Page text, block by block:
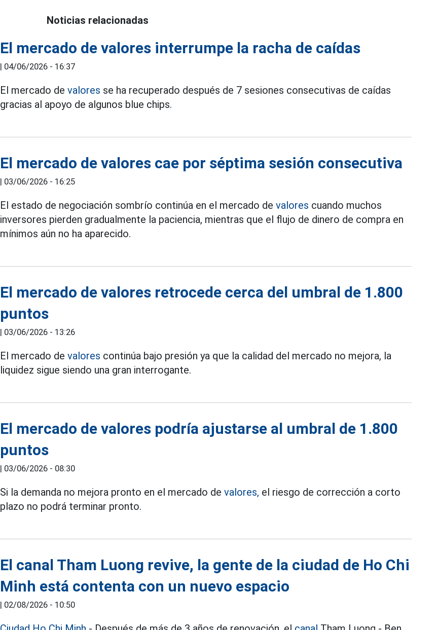
Noticias relacionadas
El mercado de valores interrumpe la racha de caídas
| 04/06/2026 - 16:37
El mercado devalores se ha recuperado después de 7 sesiones consecutivas de caídas
gracias al apoyo de algunos blue chips.
El mercado de valores cae por séptima sesión consecutiva
| 03/06/2026 - 16:25
El estado de negociación sombrío continúa en el mercado devalores cuando muchos
inversores pierden gradualmente la paciencia, mientras que el flujo de dinero de compra en
mínimos aún no ha aparecido.
El mercado de valores retrocede cerca del umbral de 1.800
puntos
| 03/06/2026 - 13:26
El mercado devalores continúa bajo presión ya que la calidad del mercado no mejora, la
liquidez sigue siendo una gran interrogante.
El mercado de valores podría ajustarse al umbral de 1.800
puntos
| 03/06/2026 - 08:30
Si la demanda no mejora pronto en el mercado devalores, el riesgo de corrección a corto
plazo no podrá terminar pronto.
El canal Tham Luong revive, la gente de la ciudad de Ho Chi
Minh está contenta con un nuevo espacio
| 02/08/2026 - 10:50